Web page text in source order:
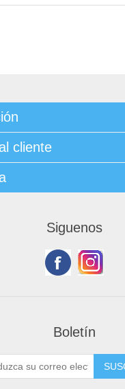
cliente
Siguenos
Boletín